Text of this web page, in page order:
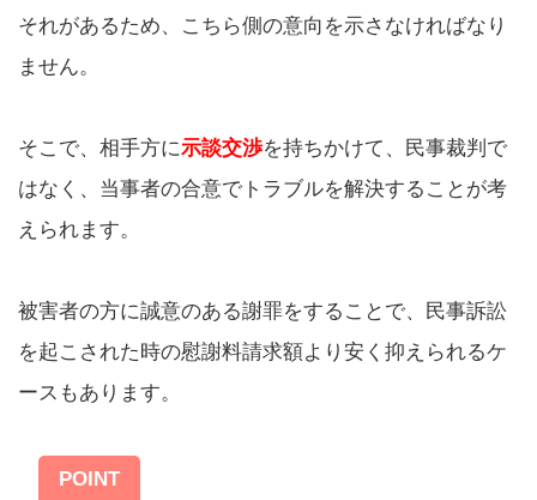
それがあるため、こちら側の意向を示さなければなり
ません。
そこで、相手方に示談交渉を持ちかけて、民事裁判で
はなく、当事者の合意でトラブルを解決することが考
えられます。
被害者の方に誠意のある謝罪をすることで、民事訴訟
を起こされた時の慰謝料請求額より安く抑えられるケ
ースもあります。
POINT